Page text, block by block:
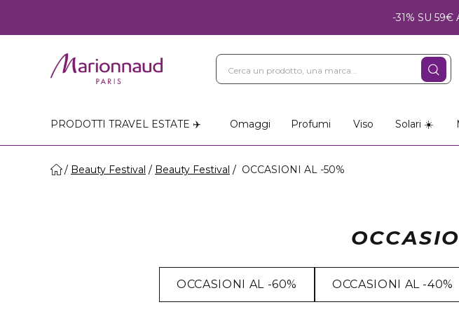
-31% SU 59€
PRODOTTI TRAVEL ESTATE ✈️ Omaggi Profumi Viso Solari ☀️
Beauty Festival Beauty Festival OCCASIONI AL -50%
OCCASIONI AL -60% OCCASIONI AL -40%